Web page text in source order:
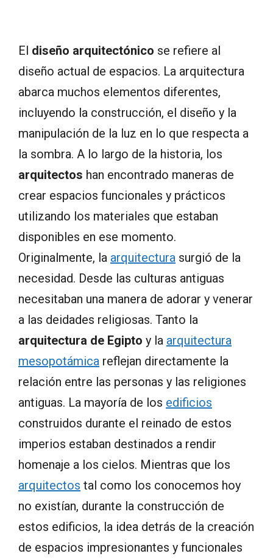
El diseño arquitectónico se refiere al
diseño actual de espacios. La arquitectura
abarca muchos elementos diferentes,
incluyendo la construcción, el diseño y la
manipulación de la luz en lo que respecta a
la sombra. A lo largo de la historia, los
arquitectos han encontrado maneras de
crear espacios funcionales y prácticos
utilizando los materiales que estaban
disponibles en ese momento.
Originalmente, la arquitectura surgió de la
necesidad. Desde las culturas antiguas
necesitaban una manera de adorar y venerar
a las deidades religiosas. Tanto la
arquitectura de Egipto y la arquitectura
mesopotámica reflejan directamente la
relación entre las personas y las religiones
antiguas. La mayoría de los edificios
construidos durante el reinado de estos
imperios estaban destinados a rendir
homenaje a los cielos. Mientras que los
arquitectos tal como los conocemos hoy
no existían, durante la construcción de
estos edificios, la idea detrás de la creación
de espacios impresionantes y funcionales